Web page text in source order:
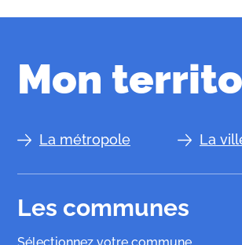
Mon
La métropole La
Les communes